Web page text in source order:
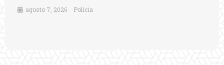
agosto 7, 2026 Polícia